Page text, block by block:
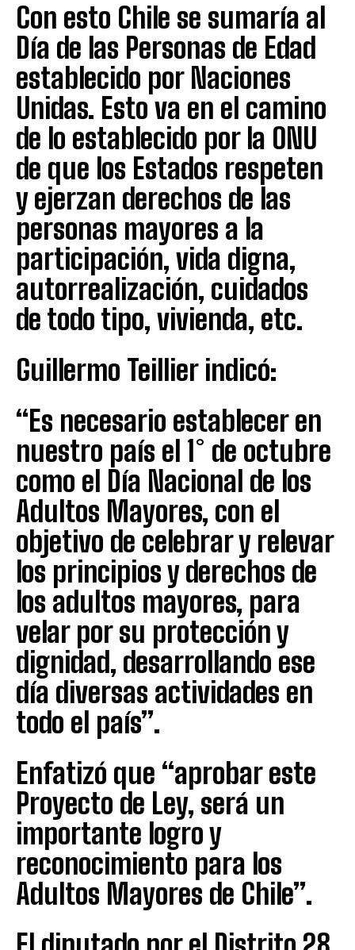
Con esto Chile se sumaría al
Día de las Personas de Edad
establecido por Naciones
Unidas. Esto va en el camino
de lo establecido por la ONU
de que los Estados respeten
y ejerzan derechos de las
personas mayores a la
participación, vida digna,
autorrealización, cuidados
de todo tipo, vivienda, etc.
Guillermo Teillier indicó:
“Es necesario establecer en
nuestro país el 1° de octubre
como el Día Nacional de los
Adultos Mayores, con el
objetivo de celebrar y relevar
los principios y derechos de
los adultos mayores, para
velar por su protección y
dignidad, desarrollando ese
día diversas actividades en
todo el país”.
Enfatizó que “aprobar este
Proyecto de Ley, será un
importante logro y
reconocimiento para los
Adultos Mayores de Chile”.